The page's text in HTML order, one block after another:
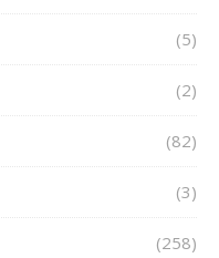
(5)
(2)
(82)
(3)
(258)